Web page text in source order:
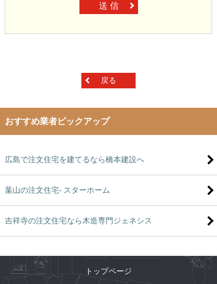
送 信
戻る
おすすめ業者ピックアップ
広島で注文住宅を建てるなら橋本建設へ
葉山の注文住宅- スターホーム
吉祥寺の注文住宅なら木造専門ジェネシス
トップページ